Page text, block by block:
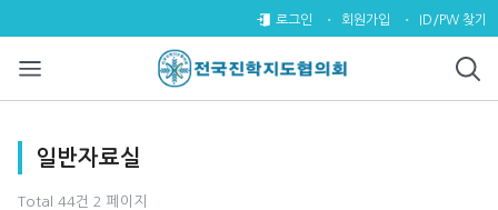
일반자료실 2 페이지
로그인 회원가입 ID/PW 찾기
일반자료실
Total 44건 2 페이지